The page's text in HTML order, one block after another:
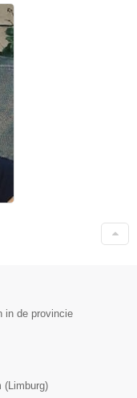
in de provincie
(Limburg)